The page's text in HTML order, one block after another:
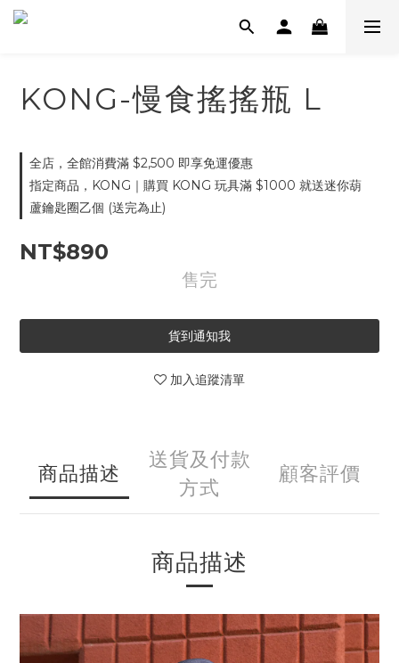
KONG-慢食搖搖瓶 L
全店，全館消費滿 $2,500 即享免運優惠
指定商品，KONG｜購買 KONG 玩具滿 $1000 就送迷你葫
蘆鑰匙圈乙個 (送完為止)
NT$890
售完
貨到通知我
加入追蹤清單
商品描述
送貨及付款
方式
顧客評價
商品描述